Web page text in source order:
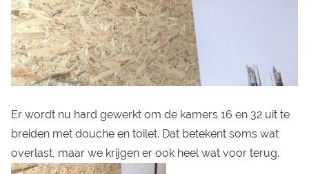
Er wordt nu hard gewerkt om de kamers 16 en 32 uit te
breiden met douche en toilet. Dat betekent soms wat
overlast, maar we krijgen er ook heel wat voor terug.